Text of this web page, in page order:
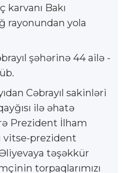
Bakı
rayonundan yola
şəhərinə 44 ailə -
Cəbrayıl sakinləri
ilə əhatə
Prezident İlham
vitse-prezident
təşəkkür
torpaqlarımızı